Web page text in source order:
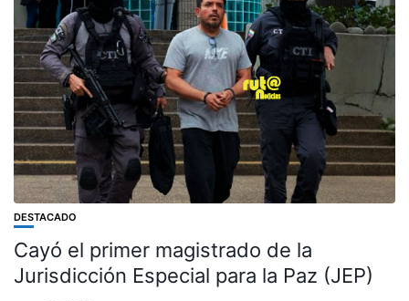
DESTACADO
Cayó el primer magistrado de la
Jurisdicción Especial para la Paz (JEP)